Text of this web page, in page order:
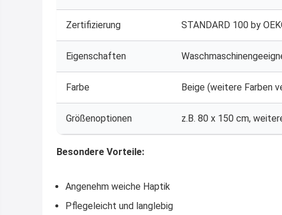
Zertifizierung STANDARD 100 by
Eigenschaften
Farbe Beige (weitere Farben
Größenoptionen z.B. 80 x 150 cm,
Besondere Vorteile:
Angenehm weiche Haptik
Pflegeleicht und langlebig